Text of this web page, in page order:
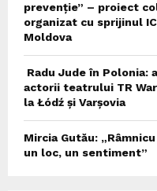
prevenție” – proiect
organizat cu sprijinul
Moldova
Radu Jude în
actorii teatrului TR
la Łódź și Varșovia
Mircia Gutău:
un loc, un sentiment”